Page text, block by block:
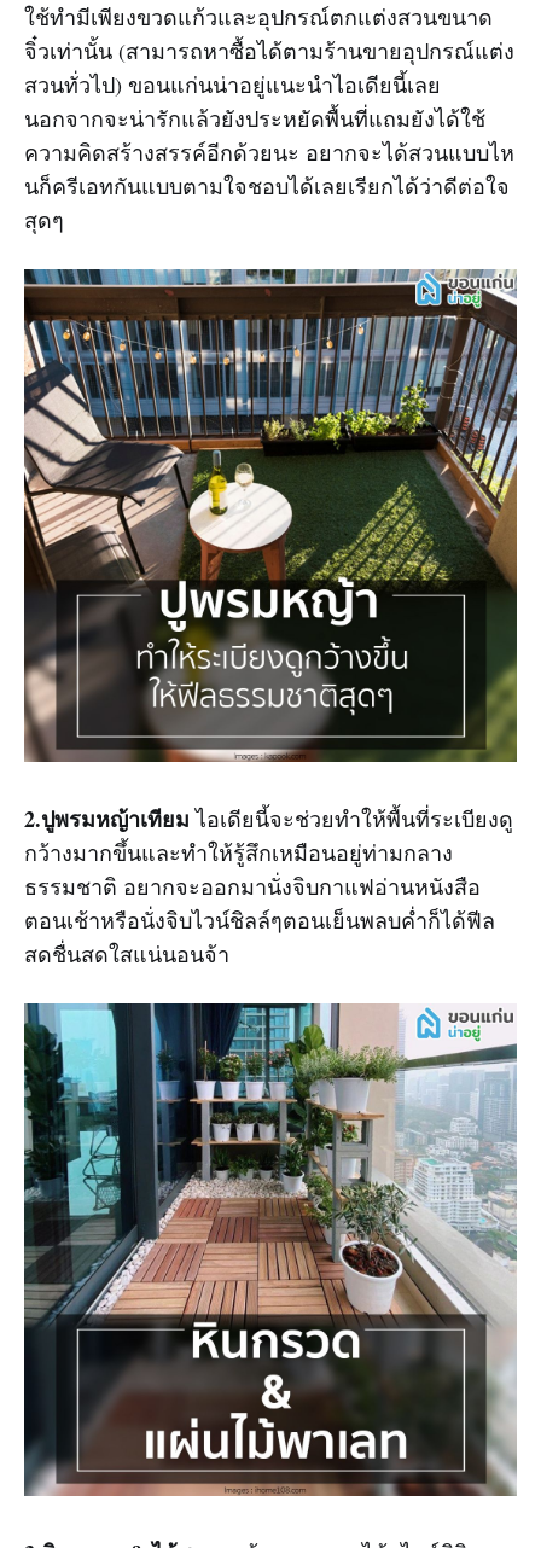
ใช้ทำมีเพียงขวดแก้วและอุปกรณ์ตกแต่งสวนขนาด
จิ๋วเท่านั้น (สามารถหาซื้อได้ตามร้านขายอุปกรณ์แต่ง
สวนทั่วไป) ขอนแก่นน่าอยู่แนะนำไอเดียนี้เลย
นอกจากจะน่ารักแล้วยังประหยัดพื้นที่แถมยังได้ใช้
ความคิดสร้างสรรค์อีกด้วยนะ อยากจะได้สวนแบบไห
นก็ครีเอทกันแบบตามใจชอบได้เลยเรียกได้ว่าดีต่อใจ
สุดๆ
2.ปูพรมหญ้าเทียมไอเดียนี้จะช่วยทำให้พื้นที่ระเบียงดู
กว้างมากขึ้นและทำให้รู้สึกเหมือนอยู่ท่ามกลาง
ธรรมชาติ อยากจะออกมานั่งจิบกาแฟอ่านหนังสือ
ตอนเช้าหรือนั่งจิบไวน์ชิลล์ๆตอนเย็นพลบค่ำก็ได้ฟีล
สดชื่นสดใสแน่นอนจ้า